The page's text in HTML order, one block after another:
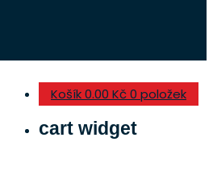
Košík0.00 Kč0 položek
cart widget